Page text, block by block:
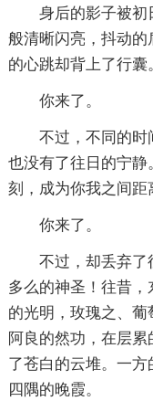
身后的影子被初
般清晰闪亮，抖动
的心跳却背上了行囊
你来了。
不过，不同的时
也没有了往日的宁
刻，成为你我之间距
你来了。
不过，却丢弃了
多么的神圣！往昔
的光明，玫瑰之、
阿良的然功，在层
了苍白的云堆。一
四隅的晚霞。